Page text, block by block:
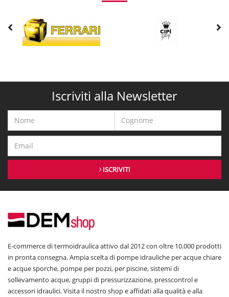
Iscriviti alla Newsletter
ISCRIVITI
E-commerce di termoidraulica attivo dal 2012 con oltre 10.000 prodotti
in pronta consegna. Ampia scelta di pompe idrauliche per acque chiare
e acque sporche, pompe per pozzi, per piscine, sistemi di
sollevamento acque, gruppi di pressurizzazione, presscontrol e
accessori idraulici. Visita il nostro shop e affidati alla qualità e alla